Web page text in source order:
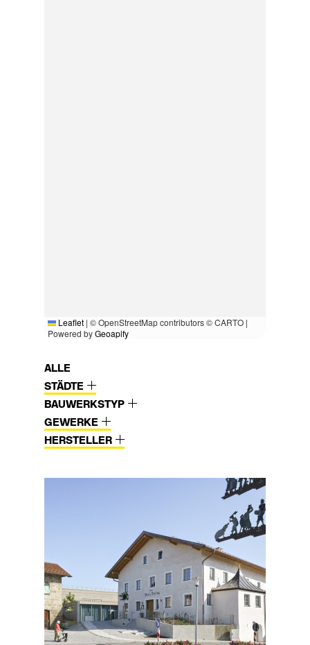
Leaflet | © OpenStreetMap contributors © CARTO |
Powered byGeoapify
ALLE
STÄDTE
BAUWERKSTYP
GEWERKE
HERSTELLER